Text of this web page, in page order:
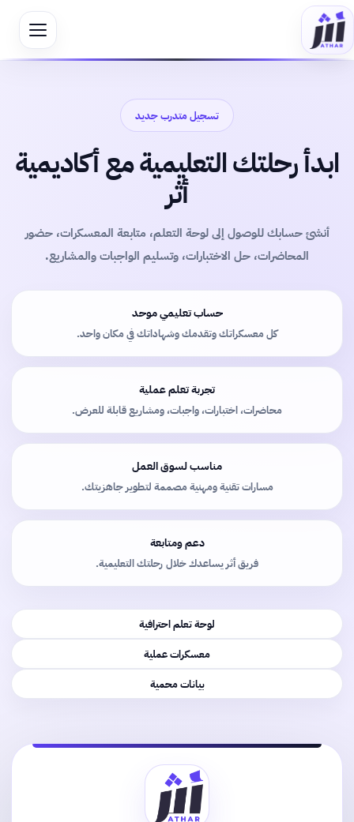
تسجيل متدرب جديد
ابدأ رحلتك التعليمية مع أكاديمية
أثر
أنشئ حسابك للوصول إلى لوحة التعلم، متابعة المعسكرات، حضور
المحاضرات، حل الاختبارات، وتسليم الواجبات والمشاريع.
حساب تعليمي موحد
كل معسكراتك وتقدمك وشهاداتك في مكان واحد.
تجربة تعلم عملية
محاضرات، اختبارات، واجبات، ومشاريع قابلة للعرض.
مناسب لسوق العمل
مسارات تقنية ومهنية مصممة لتطوير جاهزيتك.
دعم ومتابعة
فريق أثر يساعدك خلال رحلتك التعليمية.
لوحة تعلم احترافية
معسكرات عملية
بيانات محمية